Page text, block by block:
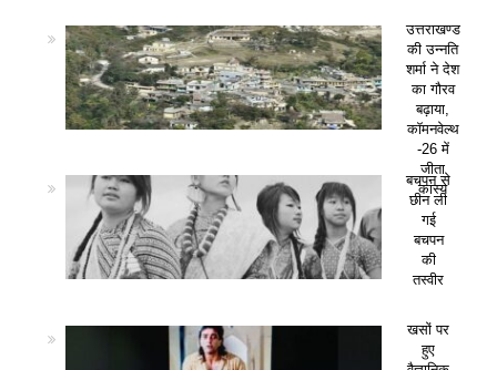
उत्तराखण्ड
की उन्नति
शर्मा ने देश
का गौरव
बढ़ाया,
कॉमनवेल्थ
-26 में
जीता
कांस्य
बचपन से
छीन ली
गई
बचपन
की
तस्वीर
खसों पर
हुए